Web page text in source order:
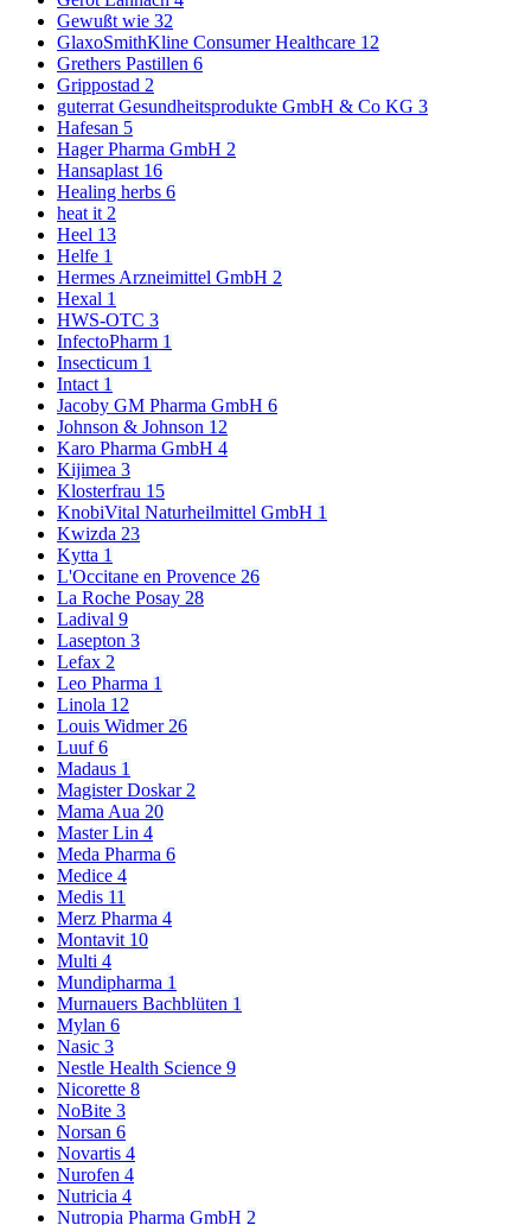
Gewußt wie 32
GlaxoSmithKline Consumer Healthcare 12
Grethers Pastillen 6
Grippostad 2
guterrat Gesundheitsprodukte GmbH & Co KG 3
Hafesan 5
Hager Pharma GmbH 2
Hansaplast 16
Healing herbs 6
heat it 2
Heel 13
Helfe 1
Hermes Arzneimittel GmbH 2
Hexal 1
HWS-OTC 3
InfectoPharm 1
Insecticum 1
Intact 1
Jacoby GM Pharma GmbH 6
Johnson & Johnson 12
Karo Pharma GmbH 4
Kijimea 3
Klosterfrau 15
KnobiVital Naturheilmittel GmbH 1
Kwizda 23
Kytta 1
L'Occitane en Provence 26
La Roche Posay 28
Ladival 9
Lasepton 3
Lefax 2
Leo Pharma 1
Linola 12
Louis Widmer 26
Luuf6
Madaus 1
Magister Doskar 2
Mama Aua 20
Master Lin 4
Meda Pharma 6
Medice 4
Medis 11
Merz Pharma 4
Montavit 10
Multi 4
Mundipharma 1
Murnauers Bachblüten 1
Mylan 6
Nasic 3
Nestle Health Science 9
Nicorette 8
NoBite 3
Norsan 6
Novartis 4
Nurofen 4
Nutricia 4
Nutropia Pharma GmbH 2